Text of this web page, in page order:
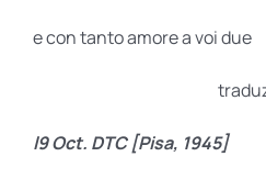
e con tanto amore a voi due
l9 Oct. DTC [Pisa, 1945]